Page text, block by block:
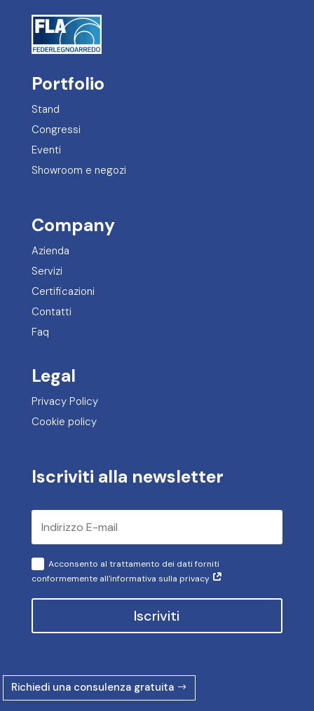
Portfolio
Stand
Congressi
Eventi
Showroom e negozi
Company
Azienda
Servizi
Certificazioni
Contatti
Faq
Legal
Privacy Policy
Cookie policy
Iscriviti alla newsletter
Acconsento al trattamento dei dati forniti
conformemente all'informativa sulla privacy
Iscriviti
Richiedi una consulenza gratuita